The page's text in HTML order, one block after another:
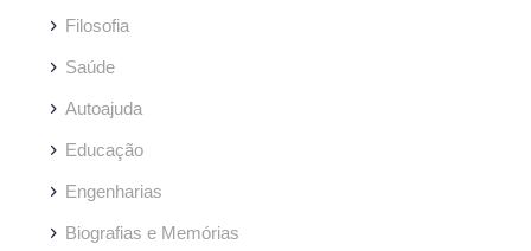
Filosofia
Saúde
Autoajuda
Educação
Engenharias
Biografias e Memórias